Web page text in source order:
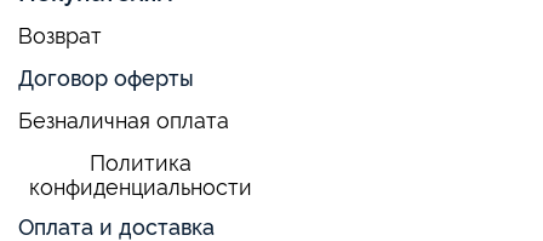
Возврат
Договор оферты
Безналичная оплата
Политика
конфиденциальности
Оплата и доставка